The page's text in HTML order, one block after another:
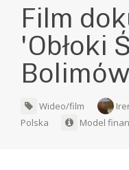
Film
'Obłoki
Wideo/film
Polska
Model